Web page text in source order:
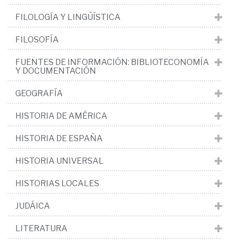
FILOLOGÍA Y LINGÜÍSTICA
FILOSOFÍA
FUENTES DE INFORMACIÓN: BIBLIOTECONOMÍA
Y DOCUMENTACIÓN
GEOGRAFÍA
HISTORIA DE AMÉRICA
HISTORIA DE ESPAÑA
HISTORIA UNIVERSAL
HISTORIAS LOCALES
JUDÁICA
LITERATURA